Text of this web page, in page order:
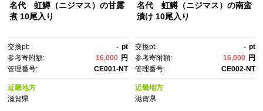
名代 虹鱒（ニジマス）の甘露
煮 10尾入り
交換pt: - pt
参考寄附額:
16,000 円
管理番号:
CE001-NT
近畿地方
滋賀県
名代 虹鱒（ニジマス）の南蛮
漬け 10尾入り
交換pt: - pt
参考寄附額:
16,000 円
管理番号:
CE002-NT
近畿地方
滋賀県